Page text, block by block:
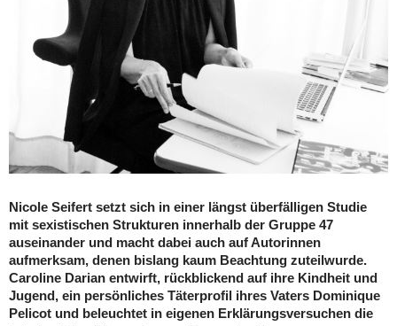
Nicole Seifert setzt sich in einer längst überfälligen Studie
mit sexistischen Strukturen innerhalb der Gruppe 47
auseinander und macht dabei auch auf Autorinnen
aufmerksam, denen bislang kaum Beachtung zuteilwurde.
Caroline Darian entwirft, rückblickend auf ihre Kindheit und
Jugend, ein persönliches Täterprofil ihres Vaters Dominique
Pelicot und beleuchtet in eigenen Erklärungsversuchen die